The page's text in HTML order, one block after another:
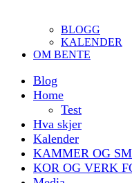
BLOGG
KALENDER
OM BENTE
Blog
Home
Test
Hva skjer
Kalender
KAMMER OG
KOR OG VERK